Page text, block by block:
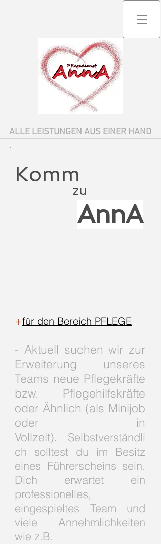
ALLE LEISTUNGEN AUS EINER HAND
Komm
+für den Bereich PFLEGE
- Aktuell suchen wir zur
Erweiterung unseres
Teams neue Pflegekräfte
bzw. Pflegehilfskräfte
oder Ähnlich (als Minijob
oder in
Vollzeit).
Selbstverständli
ch solltest du im Besitz
eines Führerscheins sein.
Dich erwartet ein
professionelles,
eingespieltes Team und
viele Annehmlichkeiten
wie z.B.
zu
AnnA